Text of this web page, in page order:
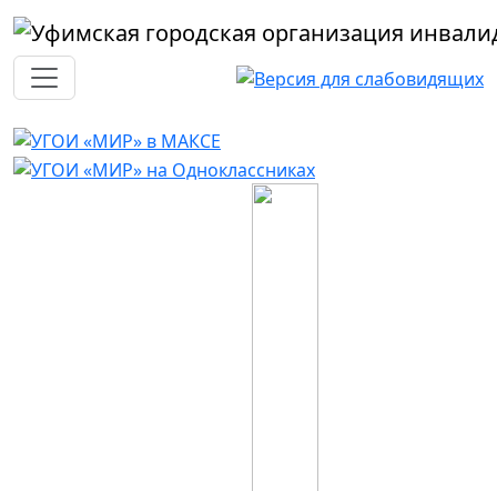
Перейти к основному содержанию